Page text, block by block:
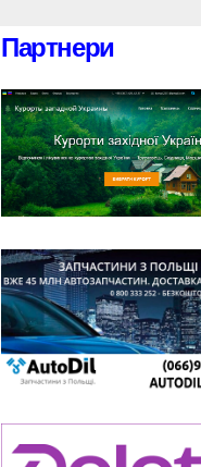
Партнери